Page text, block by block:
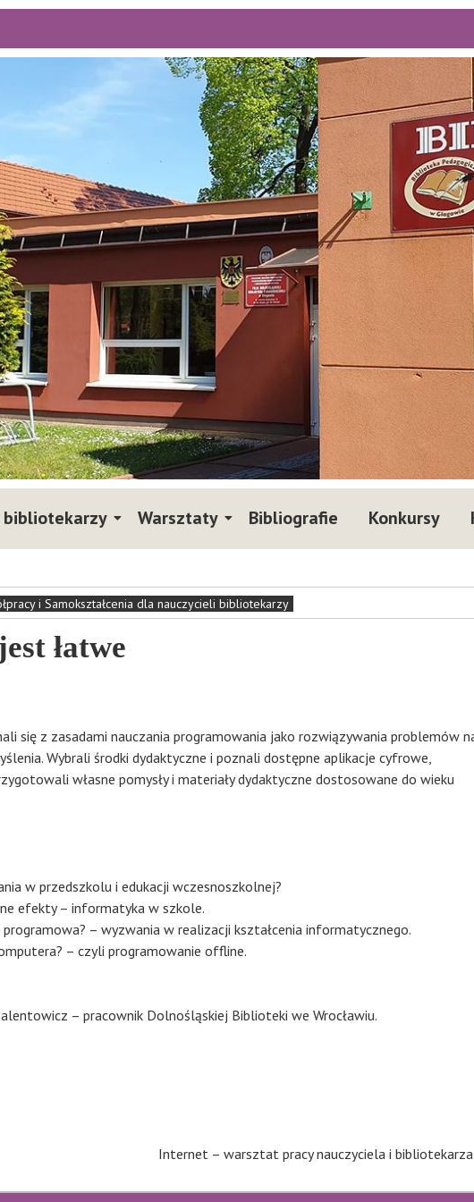
bibliotekarzy Warsztaty Bibliografie Konkursy
i Samokształcenia dla nauczycieli bibliotekarzy
łatwe
się z zasadami nauczania programowania jako rozwiązywania problemów
Wybrali środki dydaktyczne i poznali dostępne aplikacje cyfrowe,
własne pomysły i materiały dydaktyczne dostosowane do wieku
w przedszkolu i edukacji wczesnoszkolnej?​
efekty – informatyka w szkole.​
– wyzwania w realizacji kształcenia informatycznego.​
– czyli programowanie offline.
– pracownik Dolnośląskiej Biblioteki we Wrocławiu.
Internet – warsztat pracy nauczyciela i bibliotekarza